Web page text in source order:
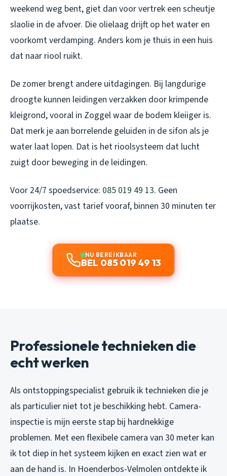
weekend weg bent, giet dan voor vertrek een scheutje
slaolie in de afvoer. Die olielaag drijft op het water en
voorkomt verdamping. Anders kom je thuis in een huis
dat naar riool ruikt.
De zomer brengt andere uitdagingen. Bij langdurige
droogte kunnen leidingen verzakken door krimpende
kleigrond, vooral in Zoggel waar de bodem kleiiger is.
Dat merk je aan borrelende geluiden in de sifon als je
water laat lopen. Dat is het rioolsysteem dat lucht
zuigt door beweging in de leidingen.
Voor 24/7 spoedservice: 085 019 49 13. Geen
voorrijkosten, vast tarief vooraf, binnen 30 minuten ter
plaatse.
NU BEREIKBAAR
BEL 085 019 49 13
Professionele technieken die
echt werken
Als ontstoppingspecialist gebruik ik technieken die je
als particulier niet tot je beschikking hebt. Camera-
inspectie is mijn eerste stap bij hardnekkige
problemen. Met een flexibele camera van 30 meter kan
ik tot diep in het systeem kijken en exact zien wat er
aan de hand is. In Hoenderbos-Velmolen ontdekte ik